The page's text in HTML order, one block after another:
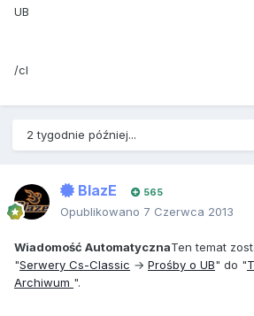
UB
/cl
2 tygodnie później...
BlazE 565
Opublikowano 7 Czerwca 2013
Wiadomość AutomatycznaTen temat
"Serwery Cs-Classic → Prośby o UB" do "
Archiwum ".